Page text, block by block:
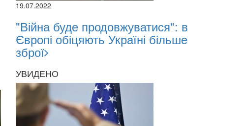
19.07.2022
"Війна буде продовжуватися": в
Європі обіцяють Україні більше
зброї
УВИДЕНО